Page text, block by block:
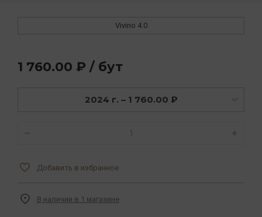
Vivino 4.0
1 760.00 ₽ / бут
2024 г. – 1 760.00 ₽
Добавить в избранное
В наличии в 1 магазине